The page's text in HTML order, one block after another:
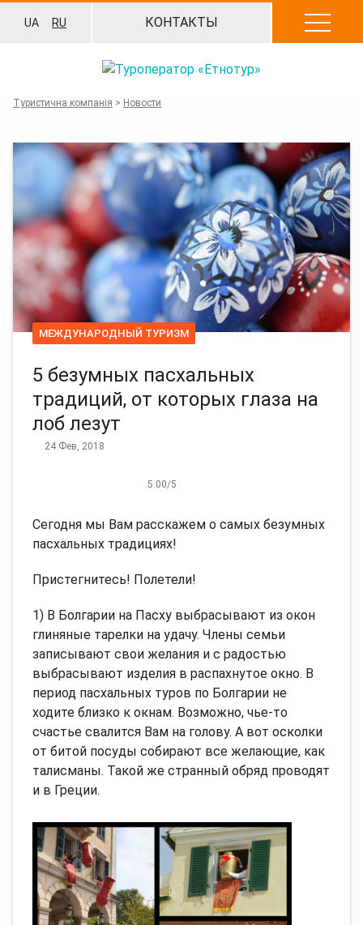
UA RU КОНТАКТЫ
Туристична компанія > Новости
МЕЖДУНАРОДНЫЙ ТУРИЗМ
5 безумных пасхальных
традиций, от которых глаза на
лоб лезут
24 Фев, 2018
5.00/5
Сегодня мы Вам расскажем о самых безумных
пасхальных традициях!
Пристегнитесь! Полетели!
1) В Болгарии на Пасху выбрасывают из окон
глиняные тарелки на удачу. Члены семьи
записывают свои желания и с радостью
выбрасывают изделия в распахнутое окно. В
период пасхальных туров по Болгарии не
ходите близко к окнам. Возможно, чье-то
счастье свалится Вам на голову. А вот осколки
от битой посуды собирают все желающие, как
талисманы. Такой же странный обряд проводят
и в Греции.